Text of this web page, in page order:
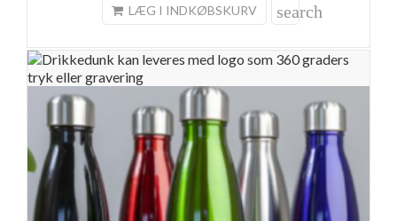
LÆG I INDKØBSKURV search